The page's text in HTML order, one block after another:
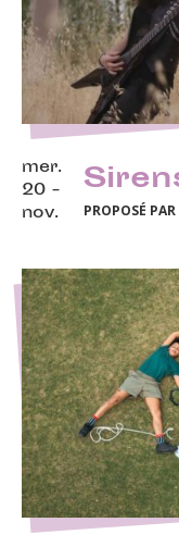
mer.
20 -
nov.
PROPOSÉ PAR